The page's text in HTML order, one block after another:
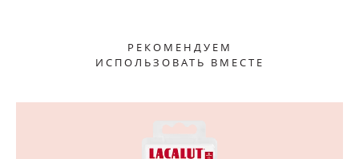
РЕКОМЕНДУЕМ
ИСПОЛЬЗОВАТЬ ВМЕСТЕ